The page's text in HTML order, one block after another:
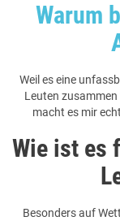
Warum
Weil es eine
Leuten
macht es mir
Wie ist es
Besonders auf